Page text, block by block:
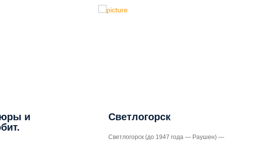
и
Светлогорск
Светлогорск (до 1947 года — Раушен) —